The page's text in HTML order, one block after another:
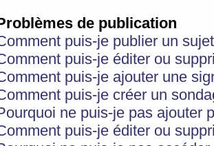
de publication
puis-je publier un
puis-je éditer ou
puis-je ajouter une
puis-je créer un
ne puis-je pas ajouter
puis-je éditer ou